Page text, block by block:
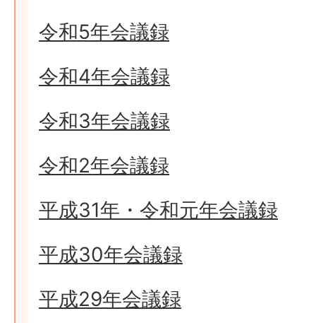
令和5年会議録
令和4年会議録
令和3年会議録
令和2年会議録
平成31年・令和元年会議録
平成30年会議録
平成29年会議録